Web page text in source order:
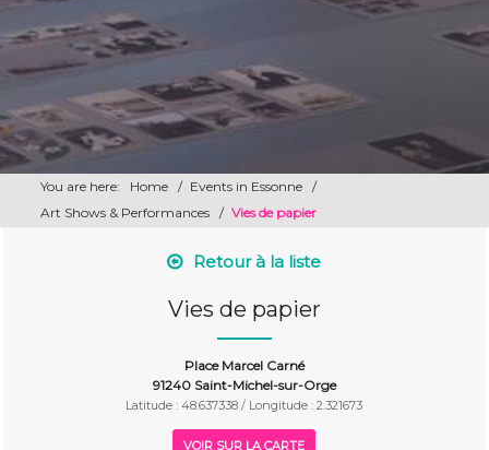
You are here: Home / Events in Essonne
/
Art Shows & Performances
/ Vies de papier
Retour à la liste
Vies de papier
Place Marcel Carné
91240 Saint-Michel-sur-Orge
Latitude : 48.637338 / Longitude : 2.321673
VOIR SUR LA CARTE